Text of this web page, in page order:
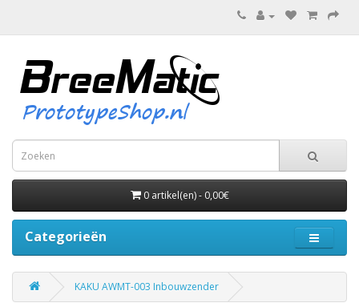
0 artikel(en) - 0,00€
Categorieën
KAKU AWMT-003 Inbouwzender